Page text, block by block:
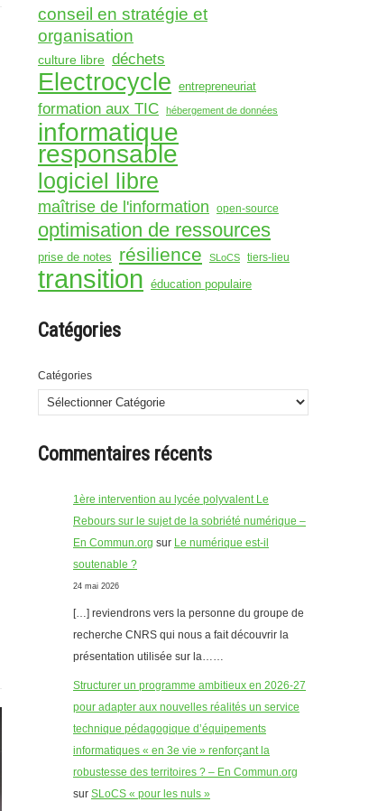
conseil en stratégie et
organisation
culture libre déchets
Electrocycle entrepreneuriat
formation aux TIC hébergement de données
informatique
responsable
logiciel libre
maîtrise de l'information open-source
optimisation de ressources
prise de notes résilience SLoCS tiers-lieu
transition éducation populaire
Catégories
Catégories
Commentaires récents
1ère intervention au lycée polyvalent Le
Rebours sur le sujet de la sobriété numérique –
En Commun.org sur Le numérique est-il
soutenable ?
24 mai 2026
[…] reviendrons vers la personne du groupe de
recherche CNRS qui nous a fait découvrir la
présentation utilisée sur la……
Structurer un programme ambitieux en 2026-27
pour adapter aux nouvelles réalités un service
technique pédagogique d’équipements
informatiques « en 3e vie » renforçant la
robustesse des territoires ? – En Commun.org
sur SLoCS « pour les nuls »